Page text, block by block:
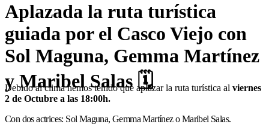
Aplazada la ruta turística
guiada por el Casco Viejo con
Sol Maguna, Gemma Martínez
y Maribel Salas 🗓
Debido al clima hemos tenido que aplazar la ruta turística al viernes
2 de Octubre a las 18:00h.
Con dos actrices: Sol Maguna, Gemma Martínez o Maribel Salas.